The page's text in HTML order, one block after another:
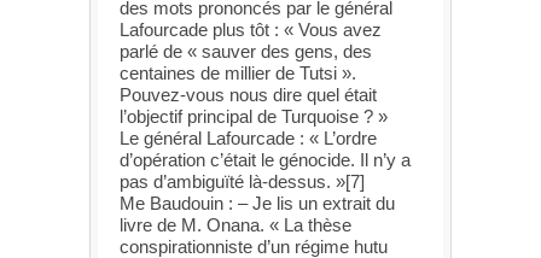
des mots prononcés par le général
Lafourcade plus tôt : « Vous avez
parlé de « sauver des gens, des
centaines de millier de Tutsi ».
Pouvez-vous nous dire quel était
l’objectif principal de Turquoise ? »
Le général Lafourcade : « L’ordre
d’opération c’était le génocide. Il n’y a
pas d’ambiguïté là-dessus. »[7]
Me Baudouin : – Je lis un extrait du
livre de M. Onana. « La thèse
conspirationniste d’un régime hutu